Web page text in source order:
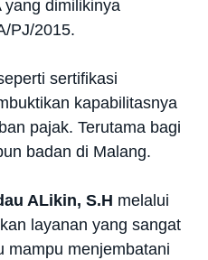
yang dimilikinya
PJ/2015.
sertifikasi
kapabilitasnya
pajak. Terutama bagi
badan di Malang.
ALikin, S.H melalui
layanan yang sangat
mampu menjembatani